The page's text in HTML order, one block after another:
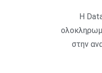
Η
στην